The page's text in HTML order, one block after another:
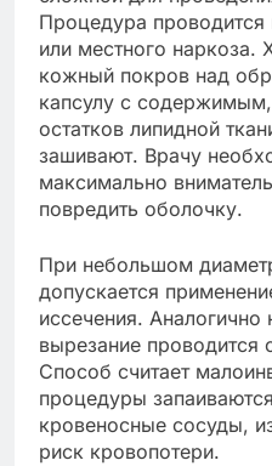
Процедура
или местного наркоза.
кожный покров над
капсулу с
остатков липидной
зашивают. Врачу
максимально
повредить оболочку.
При небольшом
допускается
иссечения. Аналогично
вырезание
Способ считает
процедуры
кровеносные сосуды,
риск кровопотери.